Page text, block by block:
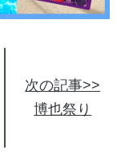
次の記事>>
博也祭り